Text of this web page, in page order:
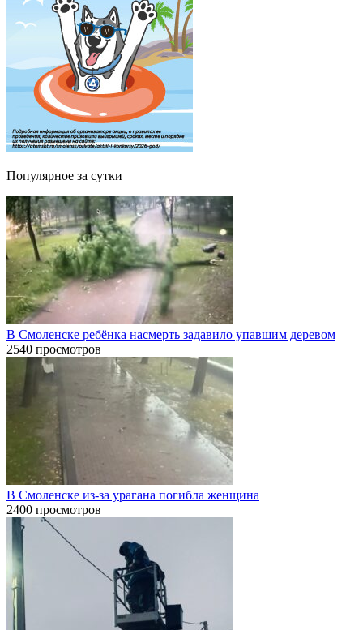
Популярное за сутки
В Смоленске ребёнка насмерть задавило упавшим деревом
2540 просмотров
В Смоленске из-за урагана погибла женщина
2400 просмотров